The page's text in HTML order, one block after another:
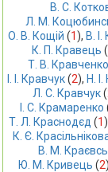
В. С.
Л. М.
О. В. Кощій (1), В.
К. П. Кравець (
Т. В. Кравченко
І. І. Кравчук (2), Н.
Л. С. Кравчук (
І. С. Крамаренко
Т. Л. Краснодєд (1
К. Є.
В. М.
Ю. М. Кривець (2